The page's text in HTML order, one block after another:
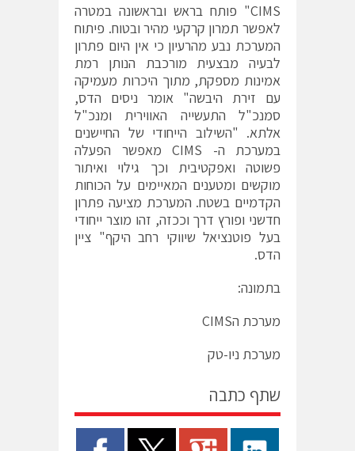
CIMS" פותח בראש ובראשונה במטרה
לאפשר תמרון קרקעי מהיר ובטוח. פיתוח
המערכת נבע מהרעיון כי אין היום פתרון
לבעיה מבצעית מורכבת הנותן רמת
אמינות מספקת, מתוך היכרות מעמיקה
עם זירת היבשה" אומר ניסים הדס,
סמנכ"ל התעשייה האווירית ומנכ"ל
אלתא. "השילוב הייחודי של החיישנים
במערכת ה- CIMS מאפשר הפעלה
פשוטה ואפקטיבית וכך גילוי ואיתור
מוקשים ומטענים המאיימים על הכוחות
הקדמיים בשטח. המערכת מציעה פתרון
חדשני ופורץ דרך וככזה, זהו מוצר ייחודי
בעל פוטנציאל שיווקי רחב היקף" ציין
הדס.
בתמונה:
מערכת הCIMS
מערכת ניו-טק
שתף כתבה